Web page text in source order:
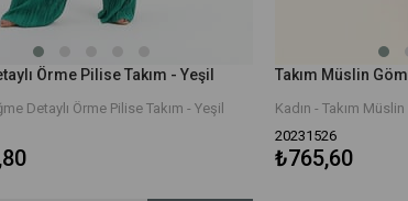
Örme Pilise Takım - Yeşil
Detaylı Örme Pilise Takım - Yeşil
Takım Müslin
Kadın - Takım
20231526
₺765,60